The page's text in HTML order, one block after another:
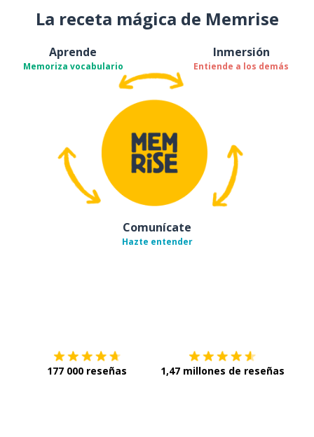
La receta mágica de Memrise
Aprende
Memoriza vocabulario
Inmersión
Entiende a los demás
Comunícate
Hazte entender
177 000 reseñas 1,47 millones de reseñas